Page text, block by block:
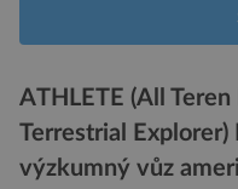
ATHLETE (All
Terrestrial
výzkumný vůz